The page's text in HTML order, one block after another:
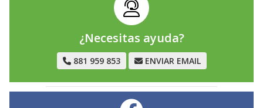
¿Necesitas ayuda?
881 959 853 ENVIAR EMAIL